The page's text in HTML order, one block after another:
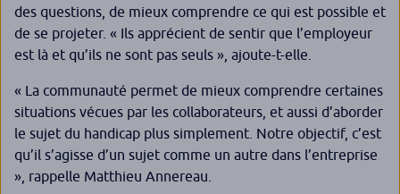
des questions, de mieux comprendre ce qui est possible et
de se projeter. « Ils apprécient de sentir que l’employeur
est là et qu’ils ne sont pas seuls », ajoute-t-elle.
« La communauté permet de mieux comprendre certaines
situations vécues par les collaborateurs, et aussi d’aborder
le sujet du handicap plus simplement. Notre objectif, c’est
qu’il s’agisse d’un sujet comme un autre dans l’entreprise
», rappelle Matthieu Annereau.